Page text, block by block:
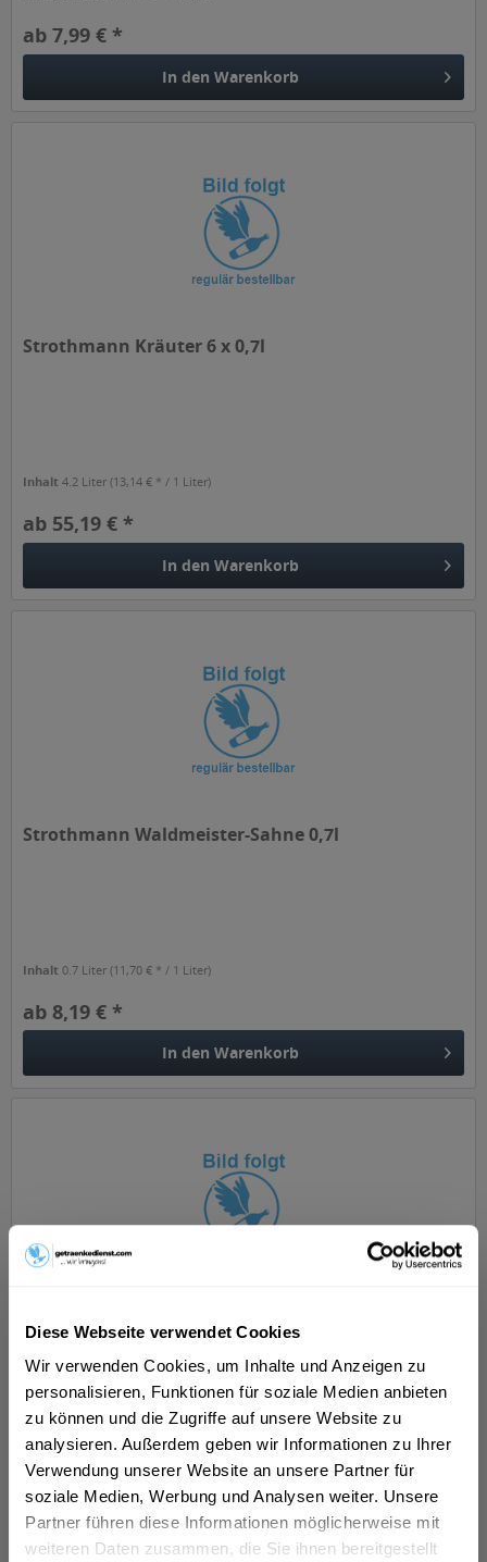
Diese Webseite verwendet Cookies
Wir verwenden Cookies, um Inhalte und Anzeigen zu
personalisieren, Funktionen für soziale Medien anbieten
zu können und die Zugriffe auf unsere Website zu
analysieren. Außerdem geben wir Informationen zu Ihrer
Verwendung unserer Website an unsere Partner für
soziale Medien, Werbung und Analysen weiter. Unsere
Partner führen diese Informationen möglicherweise mit
weiteren Daten zusammen, die Sie ihnen bereitgestellt
ab 7,99 € *
In den Warenkorb
Strothmann Kräuter 6 x 0,7l
Inhalt4.2 Liter(13,14 € * / 1 Liter)
ab 55,19 € *
In den Warenkorb
Strothmann Waldmeister-Sahne 0,7l
Inhalt0.7 Liter(11,70 € * / 1 Liter)
ab 8,19 € *
In den Warenkorb
Strothmann Weizenkorn 12 x 0,35l
Inhalt (24,05 € * / 1 Liter)
ab 101,01 € *
In den Warenkorb